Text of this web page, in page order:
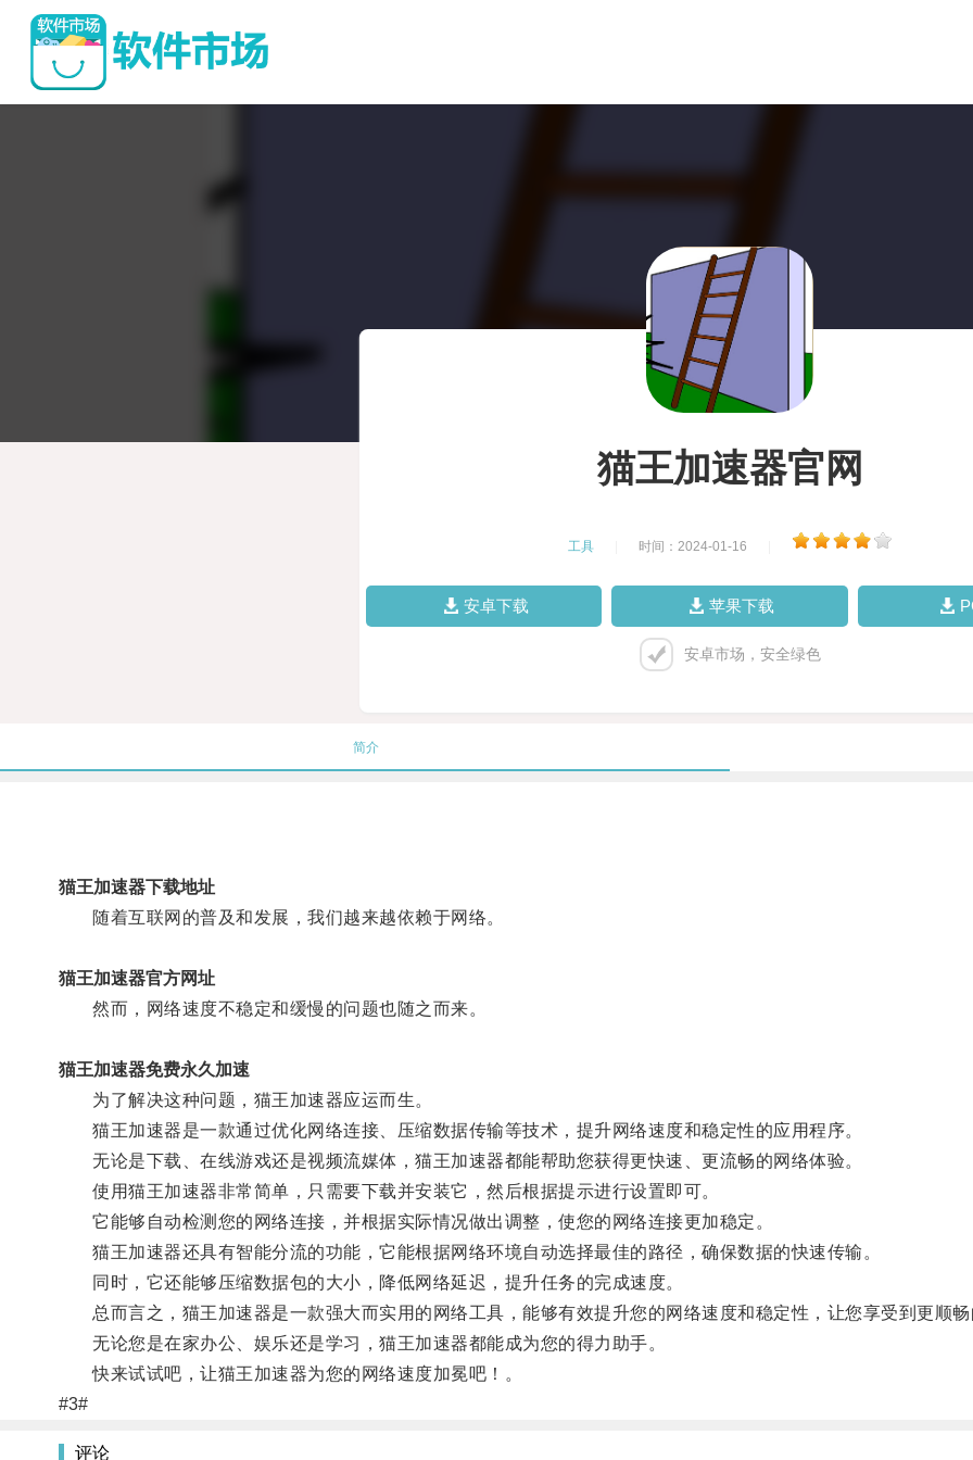
猫王加速器官网
工具 时间：2024-01-16
安卓下载 苹果下载
安卓市场，安全绿色
简介
猫王加速器下载地址
随着互联网的普及和发展，我们越来越依赖于网络。
猫王加速器官方网址
然而，网络速度不稳定和缓慢的问题也随之而来。
猫王加速器免费永久加速
为了解决这种问题，猫王加速器应运而生。
猫王加速器是一款通过优化网络连接、压缩数据传输等技术，提升网络速度和稳定性的应用程序。
无论是下载、在线游戏还是视频流媒体，猫王加速器都能帮助您获得更快速、更流畅的网络体验。
使用猫王加速器非常简单，只需要下载并安装它，然后根据提示进行设置即可。
它能够自动检测您的网络连接，并根据实际情况做出调整，使您的网络连接更加稳定。
猫王加速器还具有智能分流的功能，它能根据网络环境自动选择最佳的路径，确保数据的快速传输。
同时，它还能够压缩数据包的大小，降低网络延迟，提升任务的完成速度。
总而言之，猫王加速器是一款强大而实用的网络工具，能够有效提升您的网络速度和稳定性，让您享受到更顺畅
无论您是在家办公、娱乐还是学习，猫王加速器都能成为您的得力助手。
快来试试吧，让猫王加速器为您的网络速度加冕吧！。
#3#
评论